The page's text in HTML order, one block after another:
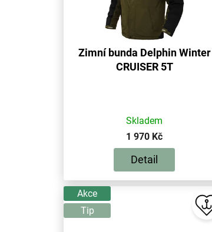
Zimní bunda Delphin Winter
CRUISER 5T
Skladem
1 970 Kč
Detail
Akce
Tip